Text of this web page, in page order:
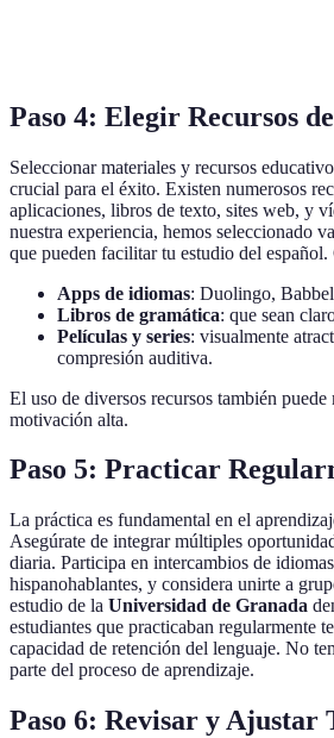
Paso 4: Elegir Recursos
Seleccionar materiales y recursos
crucial para el éxito. Existen numerosos
aplicaciones, libros de texto, sites web, y
nuestra experiencia, hemos seleccionado
que pueden facilitar tu estudio del
Apps de idiomas: Duolingo,
Libros de gramática: que sean
Películas y series: visualmente
compresión auditiva.
El uso de diversos recursos también puede
motivación alta.
Paso 5: Practicar
La práctica es fundamental en el
Asegúrate de integrar múltiples
diaria. Participa en intercambios de
hispanohablantes, y considera unirte a
estudio de la Universidad de Granada
estudiantes que practicaban regularmente
capacidad de retención del lenguaje. No
parte del proceso de aprendizaje.
Paso 6: Revisar y Ajustar